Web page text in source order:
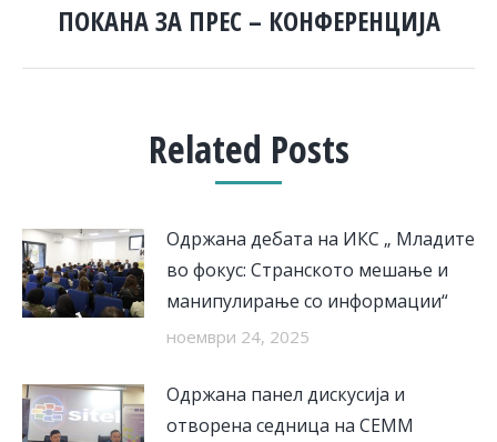
Next
ПОКАНА ЗА ПРЕС – КОНФЕРЕНЦИЈА
Related Posts
Одржана дебата на ИКС „ Младите
во фокус: Странското мешање и
манипулирање со информации“
ноември 24, 2025
Одржана панел дискусија и
отворена седница на СЕММ